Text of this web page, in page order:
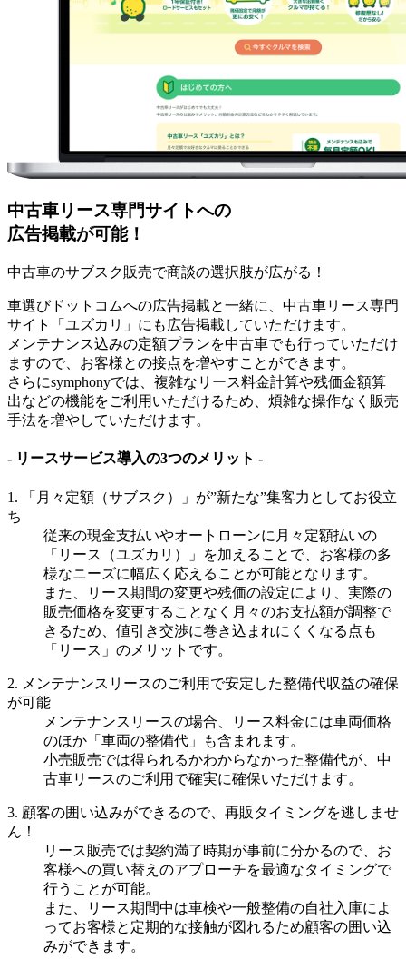
中古車リース専門サイトへの
広告掲載が可能！
中古車のサブスク販売で商談の選択肢が広がる！
車選びドットコムへの広告掲載と一緒に、中古車リース専門
サイト「ユズカリ」にも広告掲載していただけます。
メンテナンス込みの定額プランを中古車でも行っていただけ
ますので、お客様との接点を増やすことができます。
さらにsymphonyでは、複雑なリース料金計算や残価金額算
出などの機能をご利用いただけるため、煩雑な操作なく販売
手法を増やしていただけます。
- リースサービス導入の3つのメリット -
1. 「月々定額（サブスク）」が”新たな”集客力としてお役立
ち
従来の現金支払いやオートローンに月々定額払いの
「リース（ユズカリ）」を加えることで、お客様の多
様なニーズに幅広く応えることが可能となります。
また、リース期間の変更や残価の設定により、実際の
販売価格を変更することなく月々のお支払額が調整で
きるため、値引き交渉に巻き込まれにくくなる点も
「リース」のメリットです。
2. メンテナンスリースのご利用で安定した整備代収益の確保
が可能
メンテナンスリースの場合、リース料金には車両価格
のほか「車両の整備代」も含まれます。
小売販売では得られるかわからなかった整備代が、中
古車リースのご利用で確実に確保いただけます。
3. 顧客の囲い込みができるので、再販タイミングを逃しませ
ん！
リース販売では契約満了時期が事前に分かるので、お
客様への買い替えのアプローチを最適なタイミングで
行うことが可能。
また、リース期間中は車検や一般整備の自社入庫によ
ってお客様と定期的な接触が図れるため顧客の囲い込
みができます。